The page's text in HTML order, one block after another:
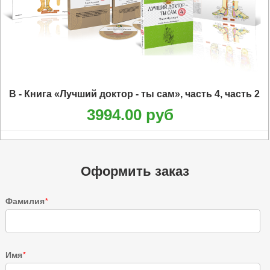
Оформить заказ
Фамилия*
Имя*
B - Книга «Лучший доктор - ты сам», часть 4, часть 2
3994.00 руб